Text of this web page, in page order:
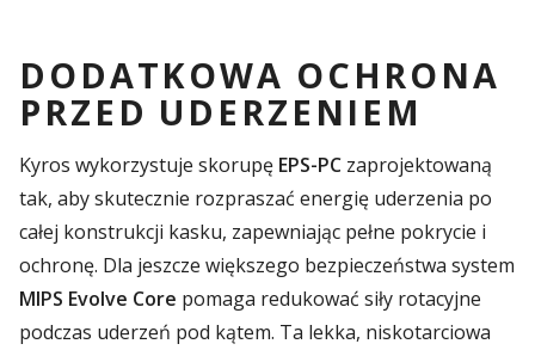
DODATKOWA OCHRONA
PRZED UDERZENIEM
Kyros wykorzystuje skorupę EPS-PC zaprojektowaną
tak, aby skutecznie rozpraszać energię uderzenia po
całej konstrukcji kasku, zapewniając pełne pokrycie i
ochronę. Dla jeszcze większego bezpieczeństwa system
MIPS Evolve Core pomaga redukować siły rotacyjne
podczas uderzeń pod kątem. Ta lekka, niskotarciowa